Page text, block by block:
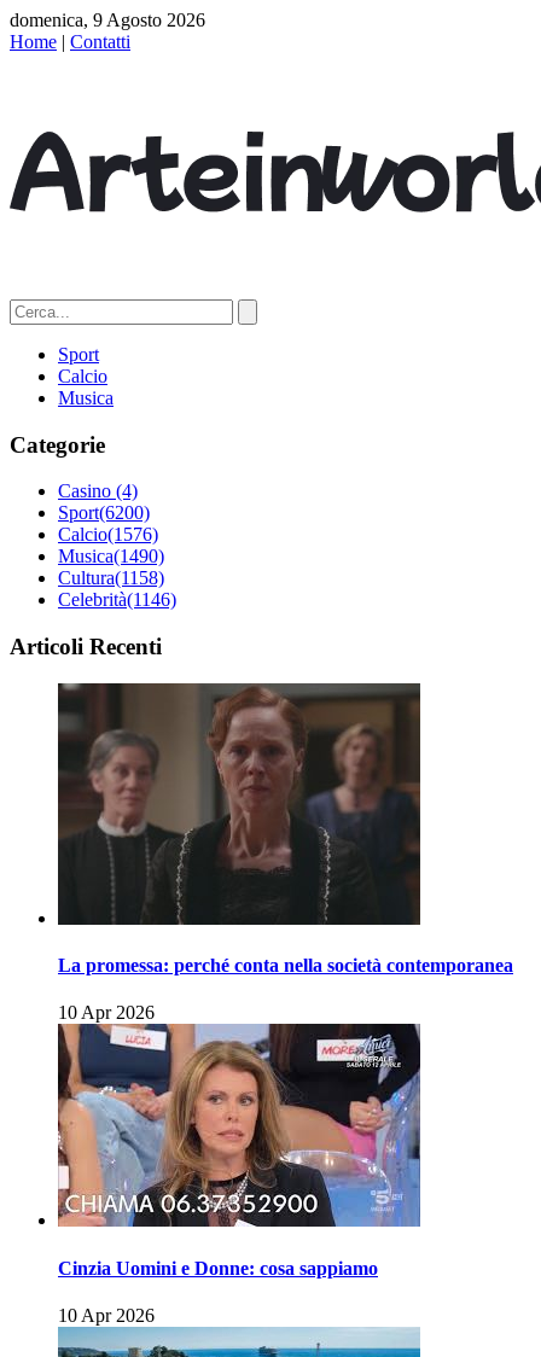
domenica, 9 Agosto 2026
Home | Contatti
Sport
Calcio
Musica
Categorie
Casino (4)
Sport(6200)
Calcio(1576)
Musica(1490)
Cultura(1158)
Celebrità(1146)
Articoli Recenti
La promessa: perché conta nella società contemporanea
10 Apr 2026
Cinzia Uomini e Donne: cosa sappiamo
10 Apr 2026